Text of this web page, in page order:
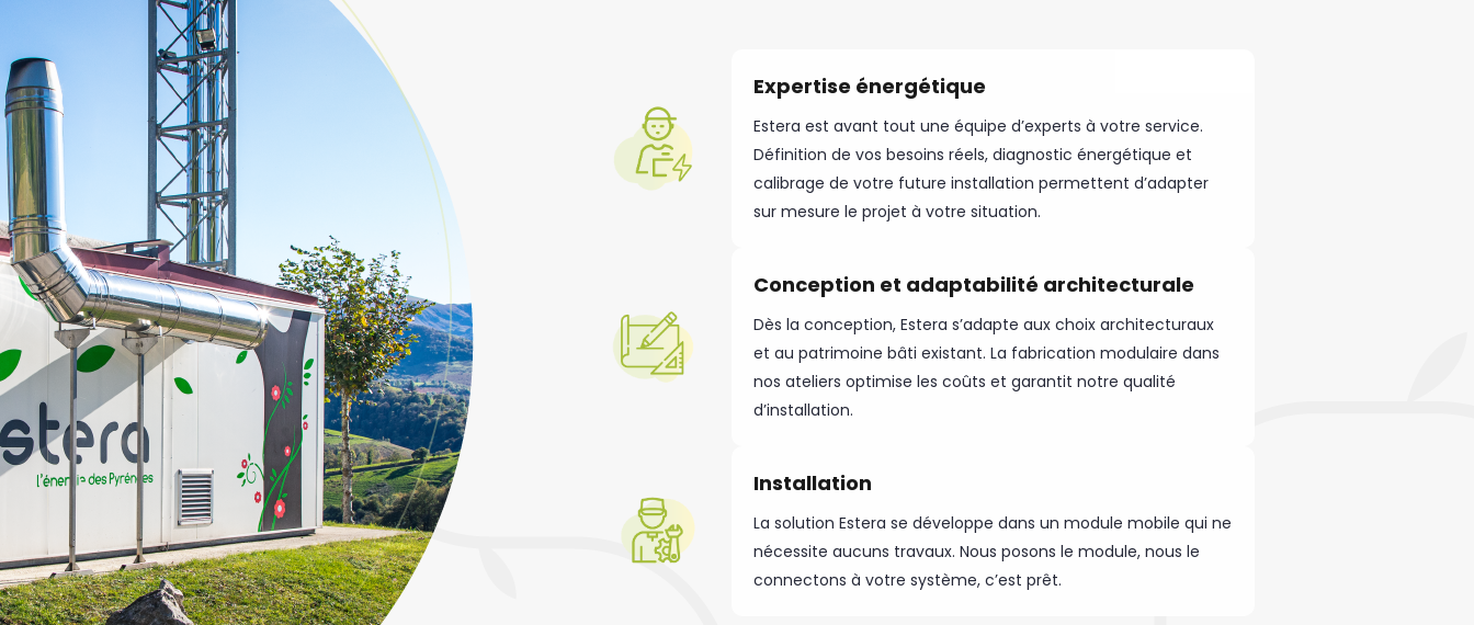
Expertise énergétique
Estera est avant tout une équipe d’experts à votre service.
Définition de vos besoins réels, diagnostic énergétique et
calibrage de votre future installation permettent d’adapter
sur mesure le projet à votre situation.
Conception et adaptabilité architecturale
Dès la conception, Estera s’adapte aux choix architecturaux
et au patrimoine bâti existant. La fabrication modulaire dans
nos ateliers optimise les coûts et garantit notre qualité
d’installation.
Installation
La solution Estera se développe dans un module mobile qui ne
nécessite aucuns travaux. Nous posons le module, nous le
connectons à votre système, c’est prêt.